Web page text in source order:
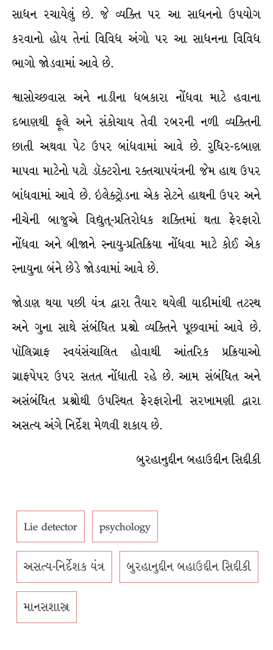
સાધન રચાયેલું છે. જે વ્યક્તિ પર આ સાધનનો ઉપયોગ
કરવાનો હોય તેનાં વિવિધ અંગો પર આ સાધનના વિવિધ
ભાગો જોડવામાં આવે છે.
શ્વાસોચ્છવાસ અને નાડીના ધબકારા નોંધવા માટે હવાના
દબાણથી ફૂલે અને સંકોચાય તેવી રબરની નળી વ્યક્તિની
છાતી અથવા પેટ ઉપર બાંધવામાં આવે છે. રુધિર-દબાણ
માપવા માટેનો પટો ડૉક્ટરોના રક્તચાપયંત્રની જેમ હાથ ઉપર
બાંધવામાં આવે છે. ઇલેક્ટ્રોડના એક સેટને હાથની ઉપર અને
નીચેની બાજુએ વિદ્યુત્-પ્રતિરોધક શક્તિમાં થતા ફેરફારો
નોંધવા અને બીજાને સ્નાયુ-પ્રતિક્રિયા નોંધવા માટે કોઈ એક
સ્નાયુના બંને છેડે જોડવામાં આવે છે.
જોડાણ થયા પછી યંત્ર દ્વારા તૈયાર થયેલી યાદીમાંથી તટસ્થ
અને ગુના સાથે સંબંધિત પ્રશ્નો વ્યક્તિને પૂછવામાં આવે છે.
પૉલિગ્રાફ સ્વયંસંચાલિત હોવાથી આંતરિક પ્રક્રિયાઓ
ગ્રાફપેપર ઉપર સતત નોંધાતી રહે છે. આમ સંબંધિત અને
અસંબંધિત પ્રશ્નોથી ઉપસ્થિત ફેરફારોની સરખામણી દ્વારા
અસત્ય અંગે નિર્દેશ મેળવી શકાય છે.
બુરહાનુદ્દીન બહાઉદ્દીન સિદ્દીકી
Lie detector psychology
અસત્ય-નિર્દેશક યંત્ર બુરહાનુદ્દીન બહાઉદ્દીન સિદ્દીકી
માનસશાસ્ત્ર